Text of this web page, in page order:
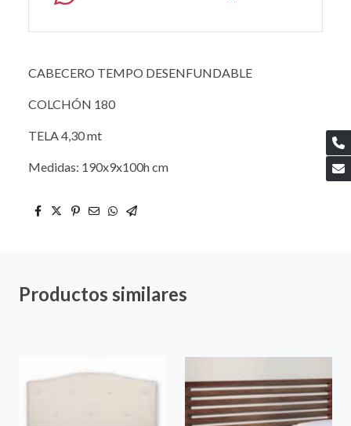
CABECERO TEMPO DESENFUNDABLE
COLCHÓN 180
TELA 4,30 mt
Medidas: 190x9x100h cm
Productos similares